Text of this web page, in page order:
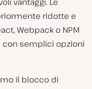
ridotte e
Webpack o NPM
semplici opzioni
il blocco di